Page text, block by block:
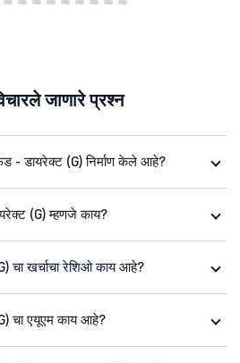
जाणारे प्रश्न
- डायरेक्ट (G) निर्माण केले आहे?
(G) म्हणजे काय?
चा खर्चाचा रेशिओ काय आहे?
चा एयूएम काय आहे?